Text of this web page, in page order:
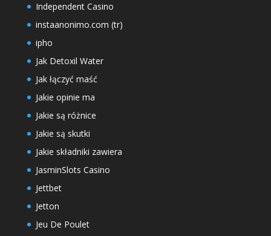
Independent Casino
instaanonimo.com (tr)
ipho
Jak Detoxil Water
Jak łączyć maść
Jakie opinie ma
Jakie są różnice
Jakie są skutki
Jakie składniki zawiera
JasminSlots Casino
Jettbet
Jetton
Jeu De Poulet